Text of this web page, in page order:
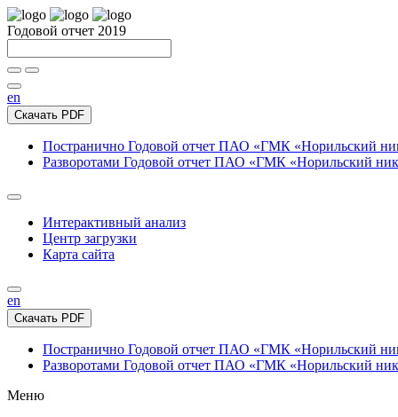
Годовой отчет 2019
en
Скачать PDF
Постранично Годовой отчет ПАО «ГМК «Норильский
Разворотами Годовой отчет ПАО «ГМК «Норильский
Интерактивный анализ
Центр загрузки
Карта сайта
en
Скачать PDF
Постранично Годовой отчет ПАО «ГМК «Норильский
Разворотами Годовой отчет ПАО «ГМК «Норильский
Меню